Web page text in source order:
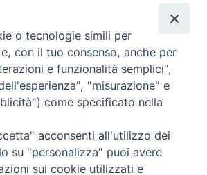
TV 2000
Diocesi di Ivrea
o tecnologie simili per
con il tuo consenso, anche per
e funzionalità semplici",
"misurazione" e
come specificato nella
acconsenti all'utilizzo dei
su "personalizza" puoi avere
sui cookie utilizzati e